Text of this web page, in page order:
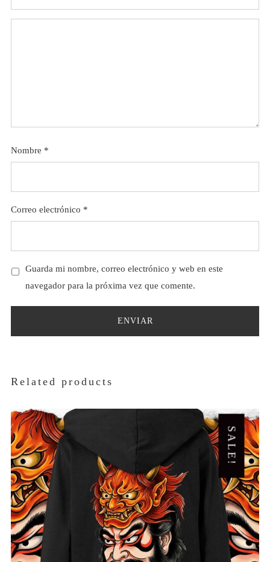
Nombre *
Correo electrónico *
Guarda mi nombre, correo electrónico y web en este
navegador para la próxima vez que comente.
Related products
SALE!